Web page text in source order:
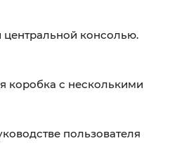
консолью.
коробка с несколькими
пользователя